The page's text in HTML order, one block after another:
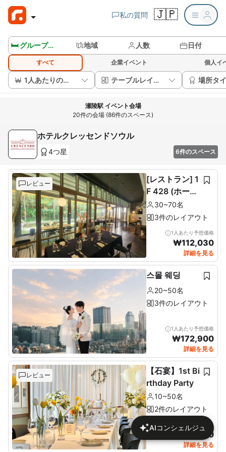
私の質問 🇯🇵
🛏️ グループルームを見る 地域 人数 日付
すべて 企業イベント 個人イ
1人あたりの価格 テーブルレイアウト 場所タ
瀬陵駅 イベント会場
20件の会場 (86件のスペース)
ホテルクレッセンドソウル
4つ星 6件のスペース
レビュー
[レストラン] 1
F 428 (ホール
60席+ルーム1
0席)
30~70名
3件のレイアウト
1人あたり予想価格
₩112,030
詳細を見る
스몰 웨딩
20~50名
3件のレイアウト
1人あたり予想価格
₩172,900
詳細を見る
レビュー
【石宴】1st Bi
rthday Party
10~50名
2件のレイアウト
1人あたり予想価格
137,680
詳細を見る
AIコンシェルジュ